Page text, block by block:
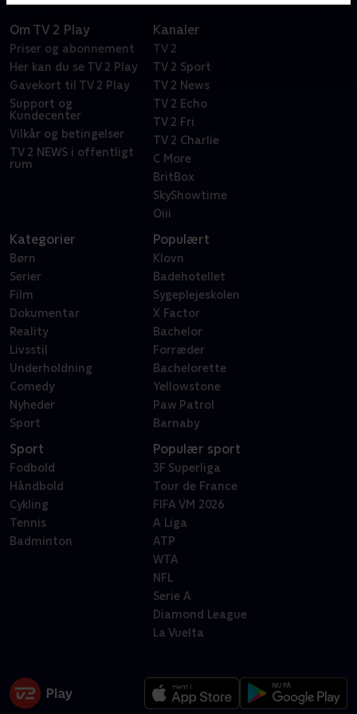
Om TV 2 Play
Priser og abonnement
Her kan du se TV 2 Play
Gavekort til TV 2 Play
Support og
Kundecenter
Vilkår og betingelser
TV 2 NEWS i offentligt
rum
Kanaler
TV 2
TV 2 Sport
TV 2 News
TV 2 Echo
TV 2 Fri
TV 2 Charlie
C More
BritBox
SkyShowtime
Oiii
Kategorier
Børn
Serier
Film
Dokumentar
Reality
Livsstil
Underholdning
Comedy
Nyheder
Sport
Populært
Klovn
Badehotellet
Sygeplejeskolen
X Factor
Bachelor
Forræder
Bachelorette
Yellowstone
Paw Patrol
Barnaby
Sport
Fodbold
Håndbold
Cykling
Tennis
Badminton
Populær sport
3F Superliga
Tour de France
FIFA VM 2026
A Liga
ATP
WTA
NFL
Serie A
Diamond League
La Vuelta